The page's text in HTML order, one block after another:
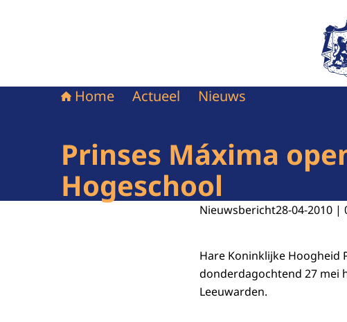
Home Actueel Nieuws
Prinses Máxima
Hogeschool
Nieuwsbericht28-04-2010 |
Hare Koninklijke Hoogheid
donderdagochtend 27 mei
Leeuwarden.